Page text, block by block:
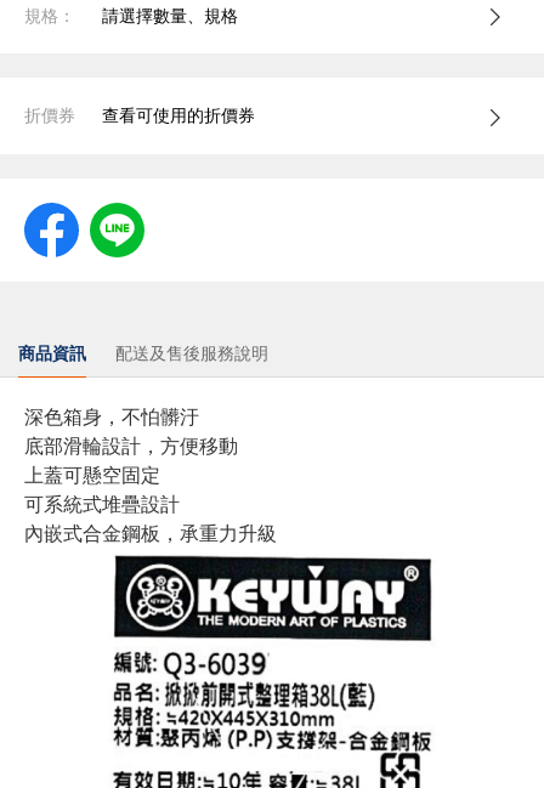
規格： 請選擇數量、規格
折價券 查看可使用的折價券
商品資訊 配送及售後服務說明
深色箱身，不怕髒汙
底部滑輪設計，方便移動
上蓋可懸空固定
可系統式堆疊設計
內嵌式合金鋼板，承重力升級